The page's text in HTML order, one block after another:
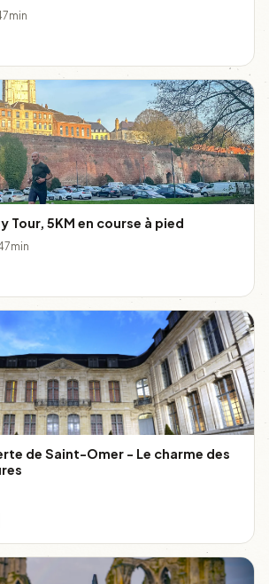
Tour, 5KM en course à pied
de Saint-Omer - Le charme des